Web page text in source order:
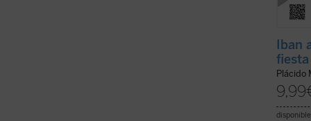
Iban
Plácido
9,99